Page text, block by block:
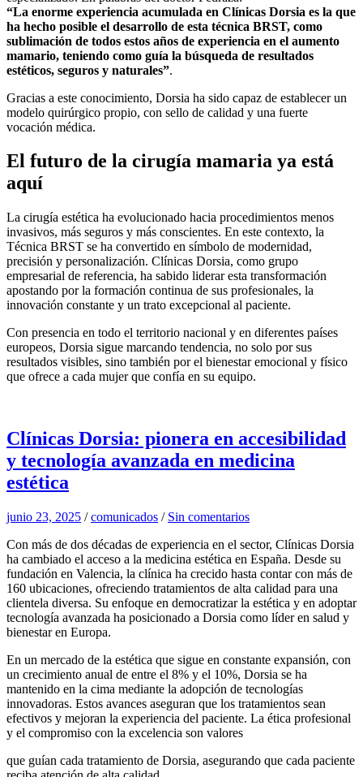
“La enorme experiencia acumulada en Clínicas Dorsia es la que
ha hecho posible el desarrollo de esta técnica BRST, como
sublimación de todos estos años de experiencia en el aumento
mamario, teniendo como guía la búsqueda de resultados
estéticos, seguros y naturales”.
Gracias a este conocimiento, Dorsia ha sido capaz de establecer un
modelo quirúrgico propio, con sello de calidad y una fuerte
vocación médica.
El futuro de la cirugía mamaria ya está
aquí
La cirugía estética ha evolucionado hacia procedimientos menos
invasivos, más seguros y más conscientes. En este contexto, la
Técnica BRST se ha convertido en símbolo de modernidad,
precisión y personalización. Clínicas Dorsia, como grupo
empresarial de referencia, ha sabido liderar esta transformación
apostando por la formación continua de sus profesionales, la
innovación constante y un trato excepcional al paciente.
Con presencia en todo el territorio nacional y en diferentes países
europeos, Dorsia sigue marcando tendencia, no solo por sus
resultados visibles, sino también por el bienestar emocional y físico
que ofrece a cada mujer que confía en su equipo.
Clínicas Dorsia: pionera en accesibilidad
y tecnología avanzada en medicina
estética
junio 23, 2025 /comunicados / Sin comentarios
Con más de dos décadas de experiencia en el sector, Clínicas Dorsia
ha cambiado el acceso a la medicina estética en España. Desde su
fundación en Valencia, la clínica ha crecido hasta contar con más de
160 ubicaciones, ofreciendo tratamientos de alta calidad para una
clientela diversa. Su enfoque en democratizar la estética y en adoptar
tecnología avanzada ha posicionado a Dorsia como líder en salud y
bienestar en Europa.
En un mercado de la estética que sigue en constante expansión, con
un crecimiento anual de entre el 8% y el 10%, Dorsia se ha
mantenido en la cima mediante la adopción de tecnologías
innovadoras. Estos avances aseguran que los tratamientos sean
efectivos y mejoran la experiencia del paciente. La ética profesional
y el compromiso con la excelencia son valores
que guían cada tratamiento de Dorsia, asegurando que cada paciente